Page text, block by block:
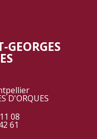
D'ORQUES
08
61